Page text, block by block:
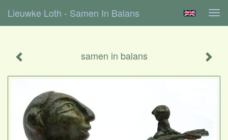
Lieuwke Loth - Samen In Balans
samen in balans